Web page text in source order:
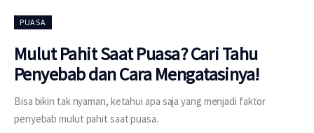
PUASA
Mulut Pahit Saat Puasa? Cari Tahu
Penyebab dan Cara Mengatasinya!
Bisa bikin tak nyaman, ketahui apa saja yang menjadi faktor
penyebab mulut pahit saat puasa.